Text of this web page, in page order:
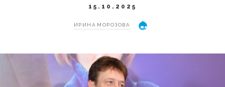
15.10.2025
ИРИНА МОРОЗОВА